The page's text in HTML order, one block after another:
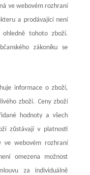
ve webovém rozhraní
a prodávající není
ohledně tohoto zboží.
zákoníku se
informace o zboží,
zboží. Ceny zboží
hodnoty a všech
zůstávají v platnosti
ve webovém rozhraní
omezena možnost
za individuálně